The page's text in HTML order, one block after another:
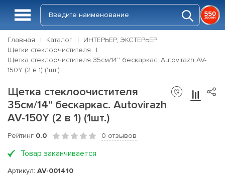
Главная Каталог
ИНТЕРЬЕР, ЭКСТЕРЬЕР
Щетки стеклоочистителя
Щетка стеклоочистителя 35см/14'' бескаркас. Autovirazh AV-
150Y (2 в 1) (1шт.)
Щетка стеклоочистителя
35см/14'' бескаркас. Autovirazh
AV-150Y (2 в 1) (1шт.)
Рейтинг 0.0 0 отзывов
Товар заканчивается
Артикул: AV-001410